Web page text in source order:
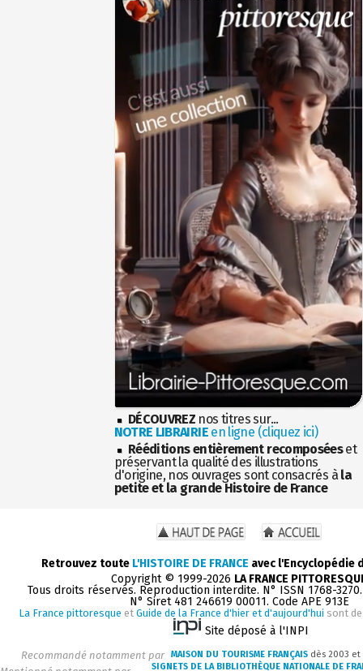
DÉCOUVREZ nos titres sur...
NOTRE LIBRAIRIEen ligne (cliquez ici)
Rééditions entièrement recomposéeset
préservant la qualité des illustrations
d'origine, nos ouvrages sont consacrés à la
petite et la grande Histoire de France
Retrouvez toute L'HISTOIRE DE FRANCE avec l'Encyclopédie
Copyright © 1999-2026 LA FRANCE
Tous droits réservés. Reproduction interdite. N° ISSN 1768-
N° Siret 481 246619 00011. Code APE 913E
La France pittoresque et Guide de la France d'hier et d'aujourd'hui sont
Site déposé à l'INPI
Recommandé notamment par MAISON DU TOURISME FRANÇAIS dès 2003 et
SIGNETS DE LA BIBLIOTHÈQUE NATIONALE DE